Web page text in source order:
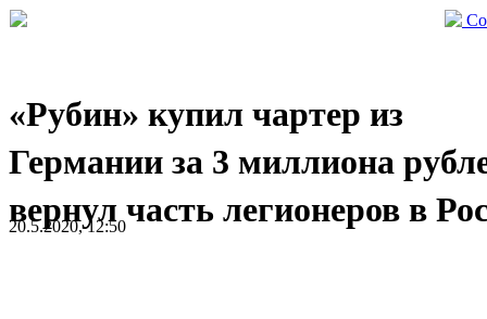
«Рубин» купил чартер из
Германии за 3 миллиона
вернул часть легионеров в
20.5.2020, 12:50